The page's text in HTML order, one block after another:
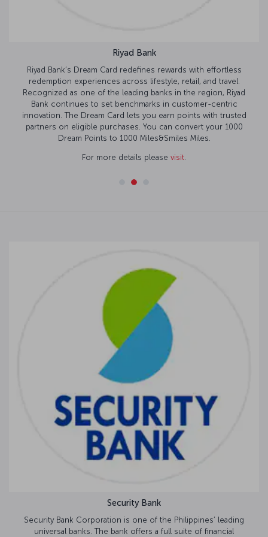
Riyad Bank
Riyad Bank’s Dream Card redefines rewards with effortless
redemption experiences across lifestyle, retail, and travel.
Recognized as one of the leading banks in the region, Riyad
Bank continues to set benchmarks in customer-centric
innovation. The Dream Card lets you earn points with trusted
partners on eligible purchases. You can convert your 1000
Dream Points to 1000 Miles&Smiles Miles.
For more details please visit
Security Bank
Security Bank Corporation is one of the Philippines’ leading
universal banks. The bank offers a full suite of financial